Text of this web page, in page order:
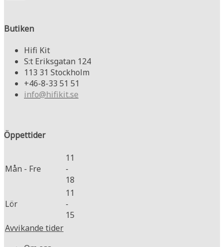
Butiken
Hifi Kit
S:t Eriksgatan 124
113 31 Stockholm
+46-8-33 51 51
info@hifikit.se
Öppettider
Mån - Fre
11
-
18
Lör
11
-
15
Avvikande tider